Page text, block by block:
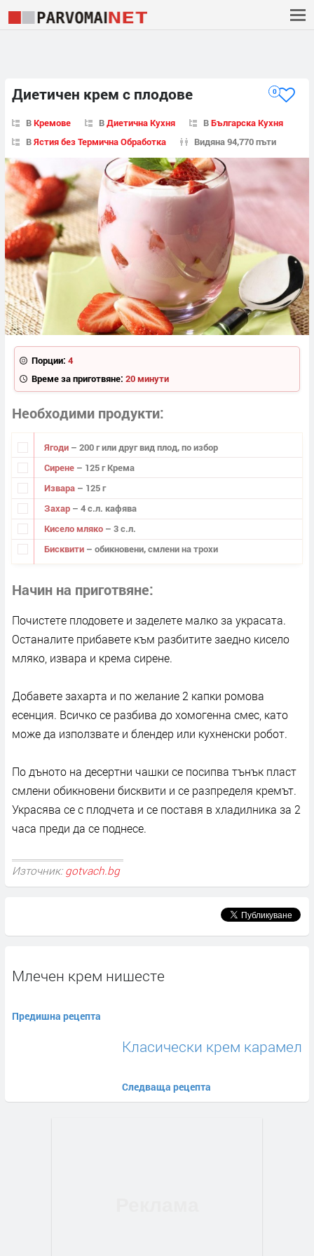
Диетичен крем с плодове 0
ВКремове ВДиетична Кухня ВБългарска Кухня
ВЯстия без Термична Обработка Видяна 94,770 пъти
Порции: 4
Време за приготвяне: 20 минути
Необходими продукти
Ягоди – 200 г или друг вид плод, по избор
Сирене – 125 г Крема
Извара – 125 г
Захар – 4 с.л. кафява
Кисело мляко – 3 с.л.
Бисквити – обикновени, смлени на трохи
Начин на приготвяне
Почистете плодовете и заделете малко за украсата.
Останалите прибавете към разбитите заедно кисело
мляко, извара и крема сирене.
Добавете захарта и по желание 2 капки ромова
есенция. Всичко се разбива до хомогенна смес, като
може да използвате и блендер или кухненски робот.
По дъното на десертни чашки се посипва тънък пласт
смлени обикновени бисквити и се разпределя кремът.
Украсява се с плодчета и се поставя в хладилника за 2
часа преди да се поднесе.
Източник: gotvach.bg
Млечен крем нишесте
Предишна рецепта
Класически крем карамел
Следваща рецепта